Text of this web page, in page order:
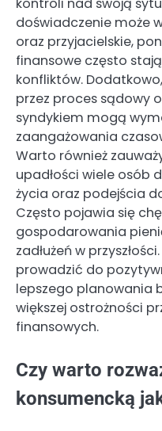
kontroli nad swoją
doświadczenie może
oraz przyjacielskie,
finansowe często
konfliktów.
przez proces sądowy
syndykiem mogą
zaangażowania
Warto również
upadłości wiele osób
życia oraz podejścia
Często pojawia się
gospodarowania
zadłużeń w
prowadzić do
lepszego planowania
większej ostrożności
finansowych.
Czy warto
konsumencką